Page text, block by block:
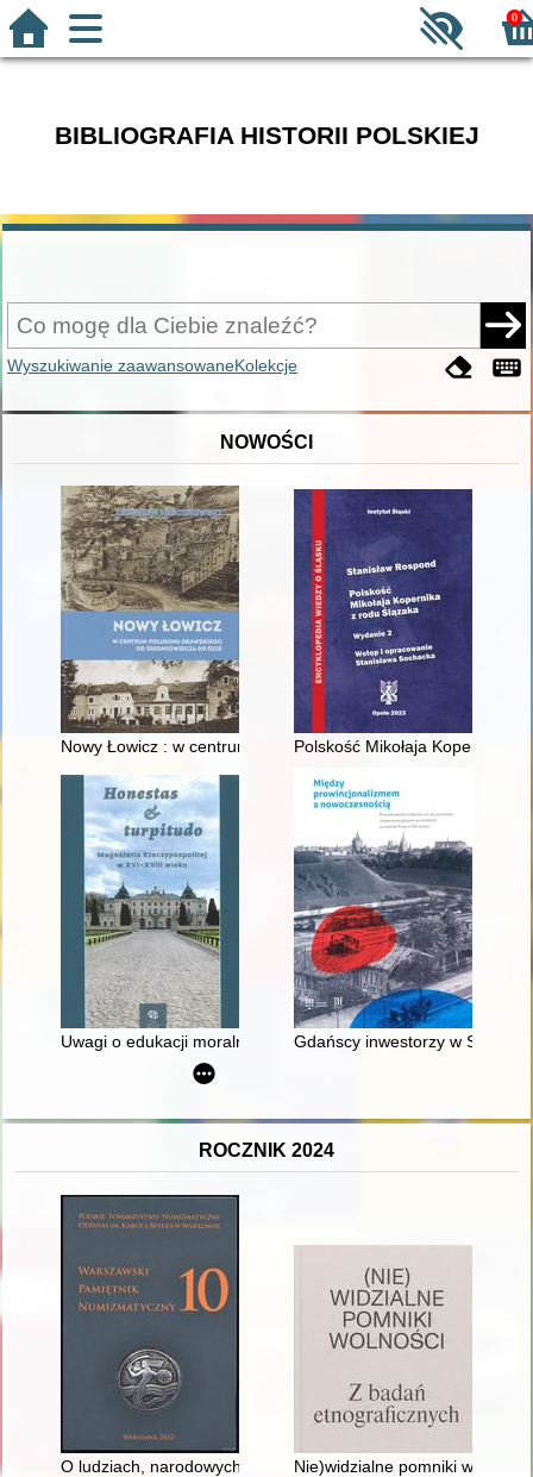
0
BIBLIOGRAFIA HISTORII POLSKIEJ
Wyszukiwanie zaawansowaneKolekcje
NOWOŚCI
Nowy Łowicz : w centrum poligonu drawskiego od
Polskość Mikołaja Kopernika z
Uwagi o edukacji moralnej synów szlacheckich w XVI-
Gdańscy inwestorzy w
ROCZNIK 2024
O ludziach, narodowych pamiątkach i pasji kolekcjonerskiej :
Nie)widzialne pomniki